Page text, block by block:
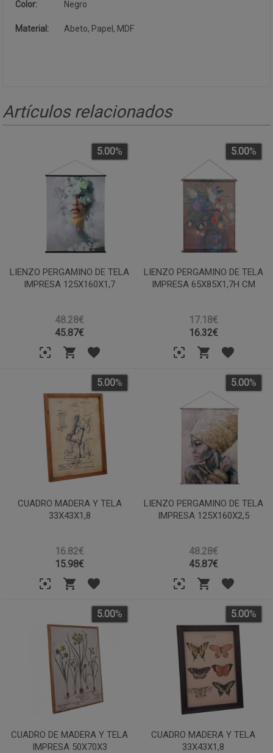
Color: Negro
Material: Abeto, Papel, MDF
Artículos relacionados
LIENZO PERGAMINO DE TELA
IMPRESA 125X160X1,7
48.28€
5.00%
45.87€
LIENZO PERGAMINO DE TELA
IMPRESA 65X85X1,7H CM
17.18€
5.00%
16.32€
CUADRO MADERA Y TELA
33X43X1,8
16.82€
5.00%
15.98€
LIENZO PERGAMINO DE TELA
IMPRESA 125X160X2,5
48.28€
5.00%
45.87€
CUADRO DE MADERA Y TELA
IMPRESA 50X70X3
5.00%
CUADRO MADERA Y TELA
33X43X1,8
5.00%